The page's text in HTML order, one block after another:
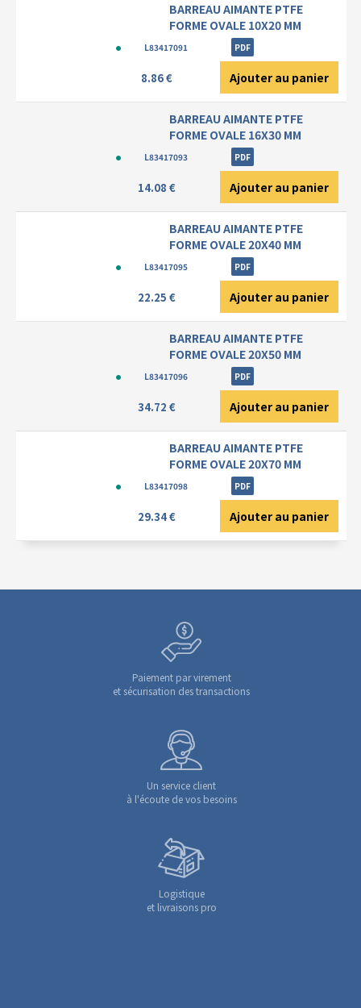
BARREAU AIMANTE PTFE
FORME OVALE 10X20 MM
L83417091 PDF
8.86 € Ajouter au panier
BARREAU AIMANTE PTFE
FORME OVALE 16X30 MM
L83417093 PDF
14.08 € Ajouter au panier
BARREAU AIMANTE PTFE
FORME OVALE 20X40 MM
L83417095 PDF
22.25 € Ajouter au panier
BARREAU AIMANTE PTFE
FORME OVALE 20X50 MM
L83417096 PDF
34.72 € Ajouter au panier
BARREAU AIMANTE PTFE
FORME OVALE 20X70 MM
L83417098 PDF
29.34 € Ajouter au panier
Paiement par virement
et sécurisation des transactions
Un service client
à l'écoute de vos besoins
Logistique
et livraisons pro